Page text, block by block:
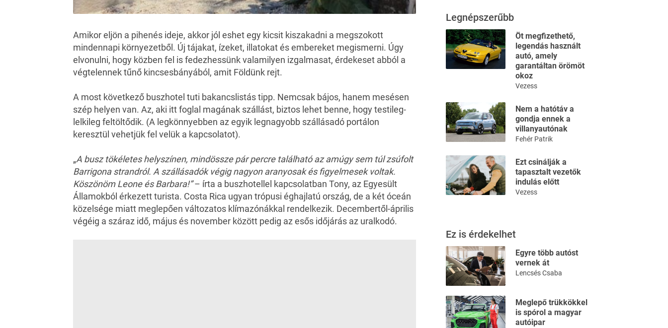
Amikor eljön a pihenés ideje, akkor jól eshet egy kicsit kiszakadni a megszokott
mindennapi környezetből. Új tájakat, ízeket, illatokat és embereket megismerni. Úgy
elvonulni, hogy közben fel is fedezhessünk valamilyen izgalmasat, érdekeset abból a
végtelennek tűnő kincsesbányából, amit Földünk rejt.
A most következő buszhotel tuti bakancslistás tipp. Nemcsak bájos, hanem mesésen
szép helyen van. Az, aki itt foglal magának szállást, biztos lehet benne, hogy testileg-
lelkileg feltöltődik. (A legkönnyebben az egyik legnagyobb szállásadó portálon
keresztül vehetjük fel velük a kapcsolatot).
„A busz tökéletes helyszínen, mindössze pár percre található az amúgy sem túl zsúfolt
Barrigonastrandról. A szállásadók végig nagyon aranyosak és figyelmesek voltak.
Köszönöm Leone és Barbara!”– írta a buszhotellel kapcsolatban Tony, az Egyesült
Államokból érkezett turista. Costa Rica ugyan trópusi éghajlatú ország, de a két óceán
közelsége miatt meglepően változatos klímazónákkal rendelkezik. Decembertől-április
végéig a száraz idő, május és november között pedig az esős időjárás az uralkodó.
Legnépszerűbb
Öt megfizethető,
legendás használt
autó, amely
garantáltan örömöt
okoz
Vezess
Nem a hatótáv a
gondja ennek a
villanyautónak
Fehér Patrik
Ezt csinálják a
tapasztalt vezetők
indulás előtt
Vezess
Ez is érdekelhet
Egyre több autóst
vernek át
Lencsés Csaba
Meglepő trükkökkel
is spórol a magyar
autóipar